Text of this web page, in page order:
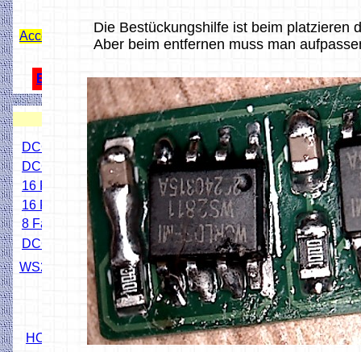
Access Point Z21 App mit Rocrail
ESP32 USB Schutzdiode
3D Drucken
DCC Mini-Zentrale
DCC Simpel-Zentrale
16 Fach Stronfühler
16 Fach Kontaktgleis
8 Fach Servodecoder
DCC Servo-Schaltdecoder
WS2811 X3 Addapter
HO Ampel
Die Bestückungshilfe ist beim platzieren
Aber beim entfernen muss man